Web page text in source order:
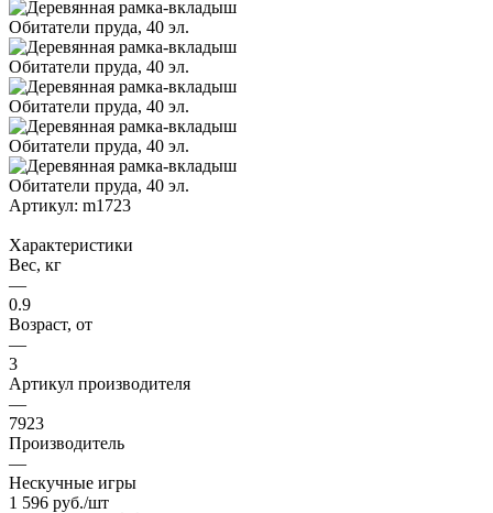
Артикул: m1723
Характеристики
Вес, кг
—
0.9
Возраст, от
—
3
Артикул производителя
—
7923
Производитель
—
Нескучные игры
1 596 руб./шт